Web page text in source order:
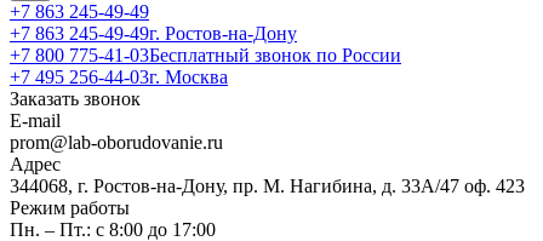
+7 863 245-49-49
+7 863 245-49-49г. Ростов-на-Дону
+7 800 775-41-03Бесплатный звонок по России
+7 495 256-44-03г. Москва
Заказать звонок
E-mail
prom@lab-oborudovanie.ru
Адрес
344068, г. Ростов-на-Дону, пр. М. Нагибина, д. 33А/47 оф. 423
Режим работы
Пн. – Пт.: с 8:00 до 17:00